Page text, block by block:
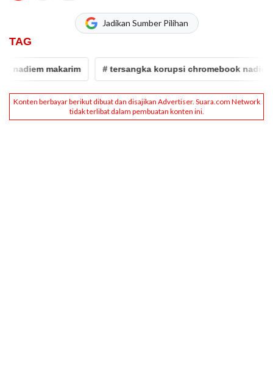
Jadikan Sumber Pilihan
TAG
makarim # tersangka korupsi chromebook nadiem